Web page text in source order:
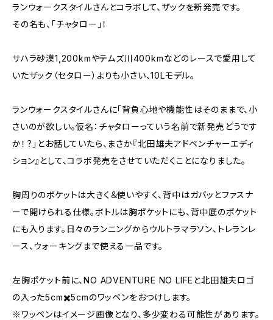
ランウォークスタイルさんとコラボして、ザックを新発売です。
その名も、「チャタロー」！
サハラ砂漠1,200kmやテムズ川400kmなどのレースで愛用して
いたザック（セタロー）よりも小さい、10Lモデル。
ランウォークスタイルさんに「背負心地や機能性はそのままで、小
さいのが欲しい。仮名：チャタローっていう名前で新発売どうです
か！？」とお話していたら、まさか『北田雄夫アドベンチャーエディ
ション』として、コラボ発売をさせていただくことになりました。
胸周りのポケットは大きく＆使いやすく、背中はガバッとファスナ
ーで開けられる仕様。ボトルは胸ポケットにも、背中底のポケット
にも入ります。日々のランニングからウルトラマラソン、トレランレ
ース、ウォーキングまで使える一品です。
左胸ポケット前に、NO ADVENTURE NO LIFEと北田雄夫ロゴ
の入った5cm✖️5cmのワッペンをおつけします。
※ワッペンはイメージ画像となり、多少変わる可能性があります。